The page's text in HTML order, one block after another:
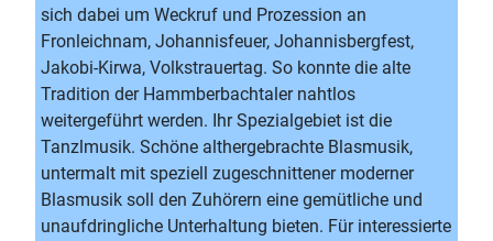
sich dabei um Weckruf und Prozession an
Fronleichnam, Johannisfeuer, Johannisbergfest,
Jakobi-Kirwa, Volkstrauertag. So konnte die alte
Tradition der Hammberbachtaler nahtlos
weitergeführt werden. Ihr Spezialgebiet ist die
Tanzlmusik. Schöne althergebrachte Blasmusik,
untermalt mit speziell zugeschnittener moderner
Blasmusik soll den Zuhörern eine gemütliche und
unaufdringliche Unterhaltung bieten. Für interessierte